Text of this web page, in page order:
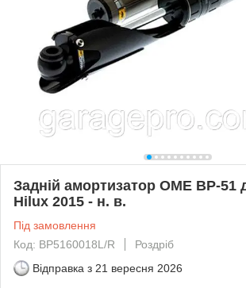
Задній амортизатор OME BP-51
Hilux 2015 - н. в.
Під замовлення
Код: BP5160018L/R
Роздріб
Відправка з 21 вересня 2026